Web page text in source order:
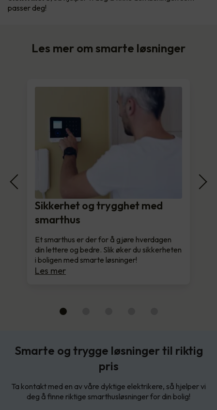
passer deg!
Les mer om smarte løsninger
Sikkerhet og trygghet med
smarthus
Et smarthus er der for å gjøre hverdagen
din lettere og bedre. Slik øker du sikkerheten
i boligen med smarte løsninger!
Les mer
Smarte og trygge løsninger til riktig
pris
Ta kontakt med en av våre dyktige elektrikere, så hjelper vi
deg å finne riktige smarthusløsninger for din bolig!